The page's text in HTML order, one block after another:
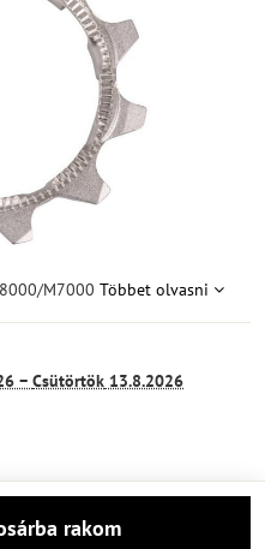
M7000 Többet olvasni
− Csütörtök 13.8.2026
rakom